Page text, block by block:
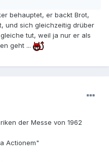
behauptet, er backt Brot,
und sich gleichzeitig drüber
tut, weil ja nur er als
geht ...
der Messe von 1962
Actionem"